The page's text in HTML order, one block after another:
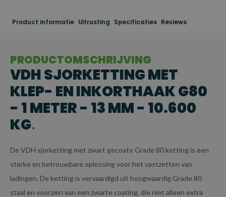
Product informatie Uitrusting Specificaties Reviews
PRODUCTOMSCHRIJVING
VDH SJORKETTING MET
KLEP- EN INKORTHAAK G80
- 1 METER - 13 MM - 10.600
KG
De VDH sjorketting met zwart gecoate Grade 80 ketting is een
sterke en betrouwbare oplossing voor het vastzetten van
ladingen. De ketting is vervaardigd uit hoogwaardig Grade 80
staal en voorzien van een zwarte coating, die niet alleen extra